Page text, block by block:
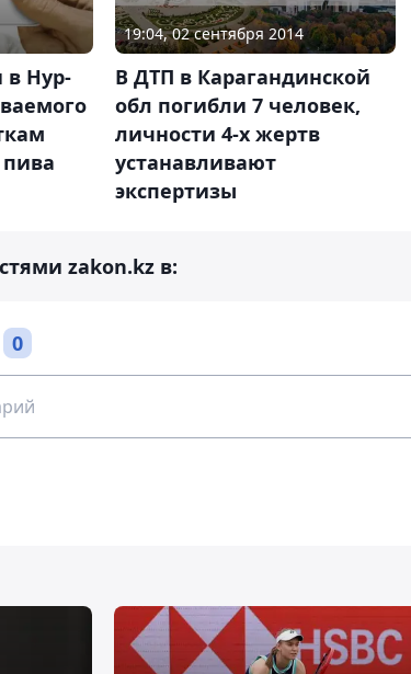
в Нур-
19:04, 02 сентября 2014
В ДТП в Карагандинской
обл погибли 7 человек,
личности 4-х жертв
устанавливают
экспертизы
zakon.kz в:
0